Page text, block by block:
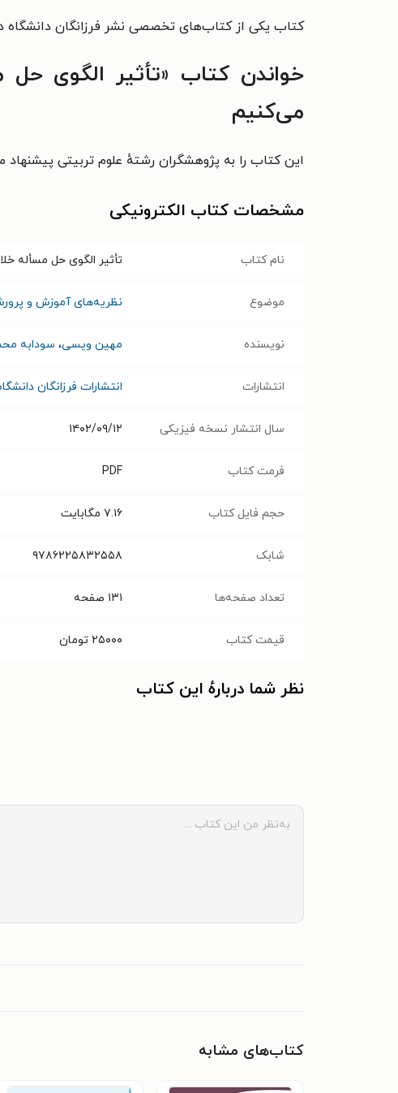
کتاب یکی از کتاب‌های تخصصی نشر فرزانگان دانشگاه
خواندن کتاب «تأثیر الگوی حل
می‌کنیم
این کتاب را به پژوهشگران رشتهٔ علوم تربیتی پیشنهاد
مشخصات کتاب الکترونیکی
نام کتاب تأثیر الگوی حل مسأله
موضوع نظریه‌های آموزش و
نویسنده مهین ویسی، سودابه
انتشارات انتشارات فرزانگان
سال انتشار نسخه فیزیکی ۱۴۰۲/۰۹/۱۲
فرمت کتاب PDF
حجم فایل کتاب ۷.۱۶ مگابایت
شابک ۹۷۸۶۲۲۵۸۳۲۵۵۸‬‬
تعداد صفحه‌ها ۱۳۱ صفحه
قیمت کتاب ۲۵۰۰۰ تومان
نظر شما دربارهٔ این کتاب
کتاب‌های مشابه